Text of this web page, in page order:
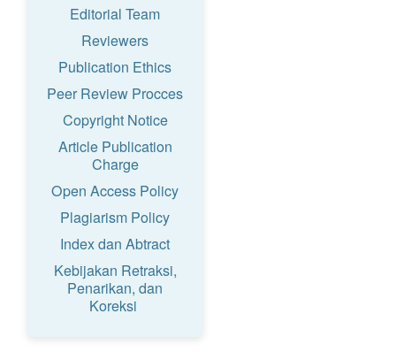
Editorial Team
Reviewers
Publication Ethics
Peer Review Procces
Copyright Notice
Article Publication
Charge
Open Access Policy
Plagiarism Policy
Index dan Abtract
Kebijakan Retraksi,
Penarikan, dan
Koreksi